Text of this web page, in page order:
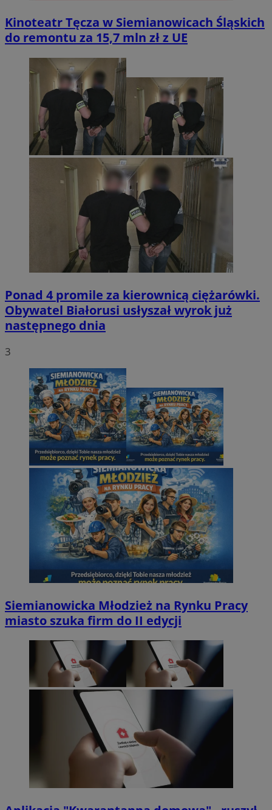
Kinoteatr Tęcza w Siemianowicach Śląskich
do remontu za 15,7 mln zł z UE
Ponad 4 promile za kierownicą ciężarówki.
Obywatel Białorusi usłyszał wyrok już
następnego dnia
3
Siemianowicka Młodzież na Rynku Pracy
miasto szuka firm do II edycji